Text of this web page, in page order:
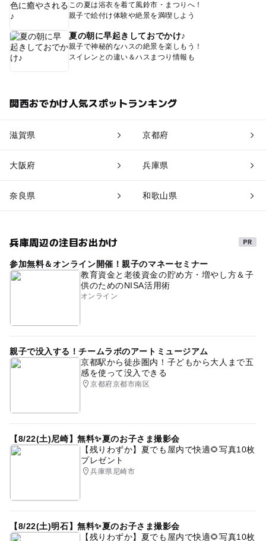
この夏は浴衣を着て風鈴市・まつりへ！
親子で絵付け体験や絶景を満喫しよう
夏の朝に早起きしておでかけ♪
親子で神秘的なハスの絶景を楽しもう！
スイレンとの違い＆ハスまつり情報も
関西おでかけ人気スポットランキング
滋賀県 京都府
大阪府 兵庫県
奈良県 和歌山県
兵庫周辺の注目お出かけ
参加無料＆オンライン開催！親子のマネーセミナー
教育資金と老後資金の貯め方・増やし方＆子
供のためのNISA活用術
オンライン
親子で没入する！チームラボのアートミュージアム
京都駅から徒歩圏内！子どもから大人まで五
感を使って没入できる
京都府京都市南区
【8/22(土)尼崎】無料✨夏のお子さま撮影会
【残りわずか】夏でも屋内で快適🌻写真10枚
プレゼント
兵庫県尼崎市
【8/22(土)明石】無料✨夏のお子さま撮影会
【残りわずか】夏でも屋内で快適🌻写真10枚